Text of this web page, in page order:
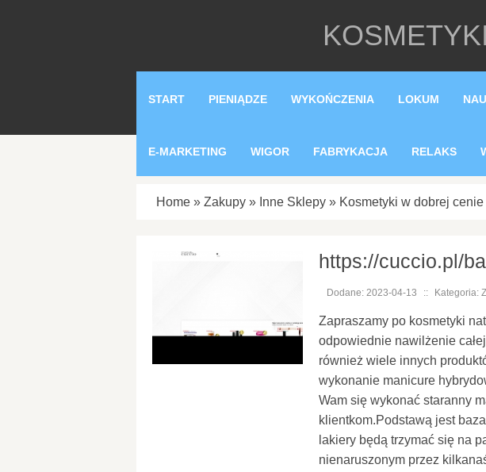
START PIENIĄDZE WYKOŃCZENIA LOKUM
E-MARKETING WIGOR FABRYKACJA RELAKS
Home » Zakupy » Inne Sklepy » Kosmetyki w dobrej cenie
https://cuccio.pl/
Dodane: 2023-04-13 :: Kategoria:
Zapraszamy po kosmetyki
odpowiednie nawilżenie
również wiele innych
wykonanie manicure
Wam się wykonać staranny
klientkom.Podstawą jest
lakiery będą trzymać się na
nienaruszonym przez